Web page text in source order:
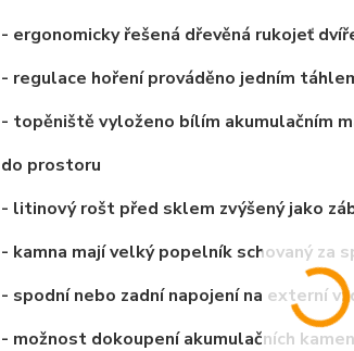
- ergonomicky řešená dřevěná rukojeť
- regulace hoření prováděno jedním
- topěniště vyloženo bílím akumulačním
do prostoru
- litinový rošt před sklem zvýšený jako
- kamna mají velký popelník schovaný za
- spodní nebo zadní napojení na externí
- možnost dokoupení akumulačních